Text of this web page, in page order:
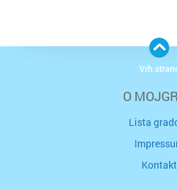
O
Lista
Kontakt
Vrh